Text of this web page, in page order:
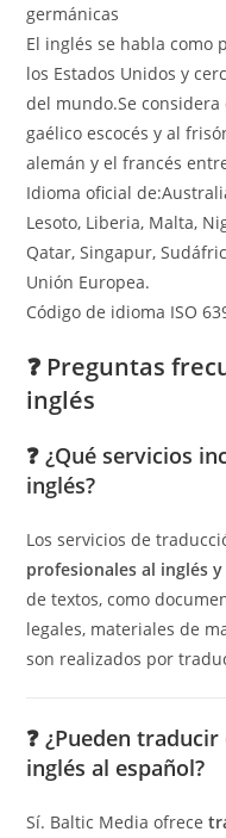
germánicas
El inglés se habla como
los Estados Unidos y
del mundo.Se
gaélico escocés y al
alemán y el francés
Idioma oficial
Lesoto, Liberia, Malta,
Qatar, Singapur,
Unión Europea.
Código de idioma ISO
❓ Preguntas
inglés
❓¿Qué servicios
inglés?
Los servicios de
profesionales al inglés
de textos, como
legales, materiales de
son realizados por
❓¿Pueden
inglés al español?
Sí. Baltic Media ofrece